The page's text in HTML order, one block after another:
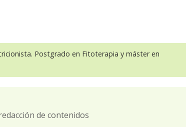
Postgrado en Fitoterapia y máster en
de contenidos